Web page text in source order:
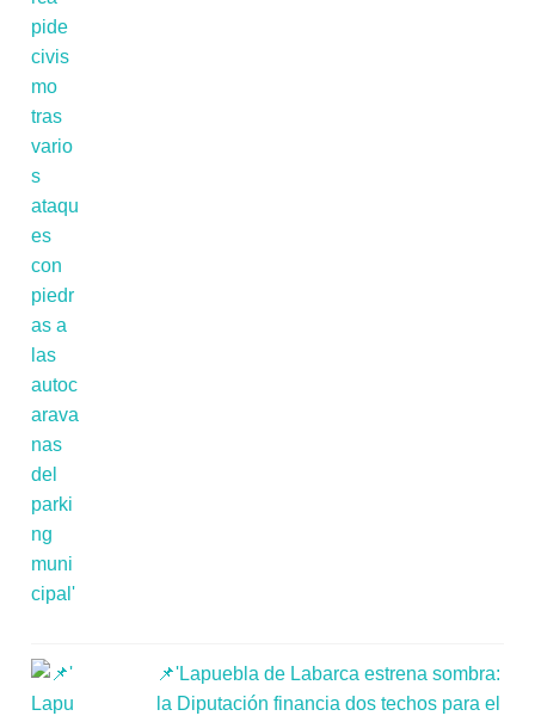
📌'Lapuebla de Labarca estrena sombra:
la Diputación financia dos techos para el